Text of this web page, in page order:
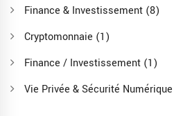
Finance & Investissement (8)
Cryptomonnaie (1)
Finance / Investissement (1)
Vie Privée & Sécurité Numérique